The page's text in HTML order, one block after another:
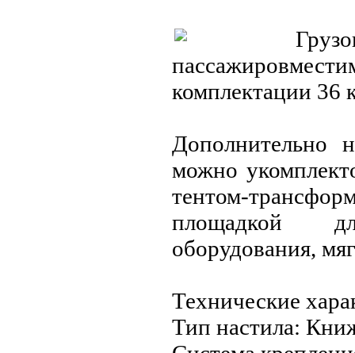
комплектации 36
Дополнительно
можно
тентом-
площадкой
оборудования,
Технические
Тип настила: